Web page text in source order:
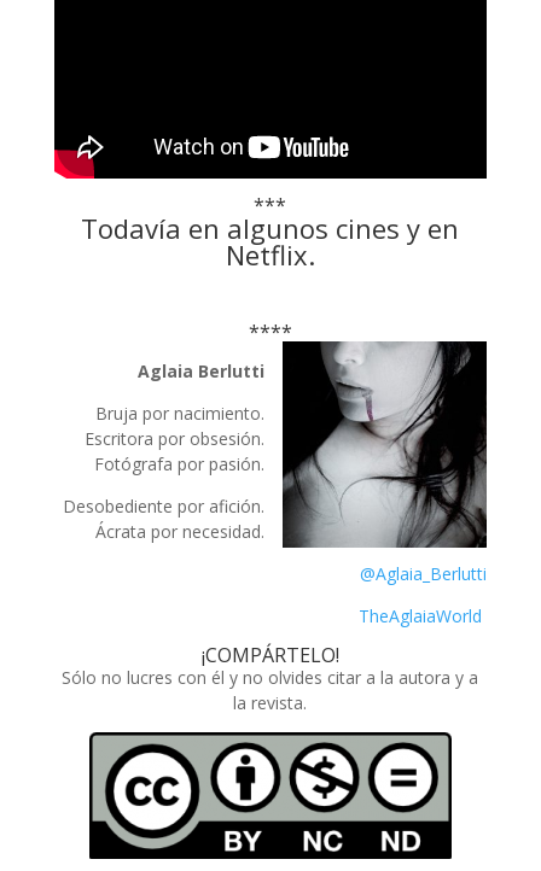
***
Todavía en algunos cines y en
Netflix.
****
Aglaia Berlutti
Bruja por nacimiento.
Escritora por obsesión.
Fotógrafa por pasión.
Desobediente por afición.
Ácrata por necesidad.
@Aglaia_Berlutti
TheAglaiaWorld
¡COMPÁRTELO!
Sólo no lucres con él y no olvides citar a la autora y a
la revista.